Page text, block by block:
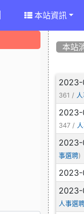
本站資訊
本站
文
361 /
347 /
事選聘)
人事選